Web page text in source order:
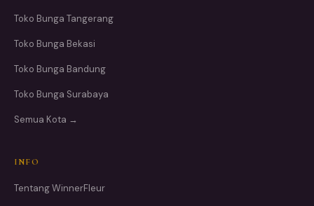
Toko Bunga Tangerang
Toko Bunga Bekasi
Toko Bunga Bandung
Toko Bunga Surabaya
Semua Kota →
INFO
Tentang WinnerFleur